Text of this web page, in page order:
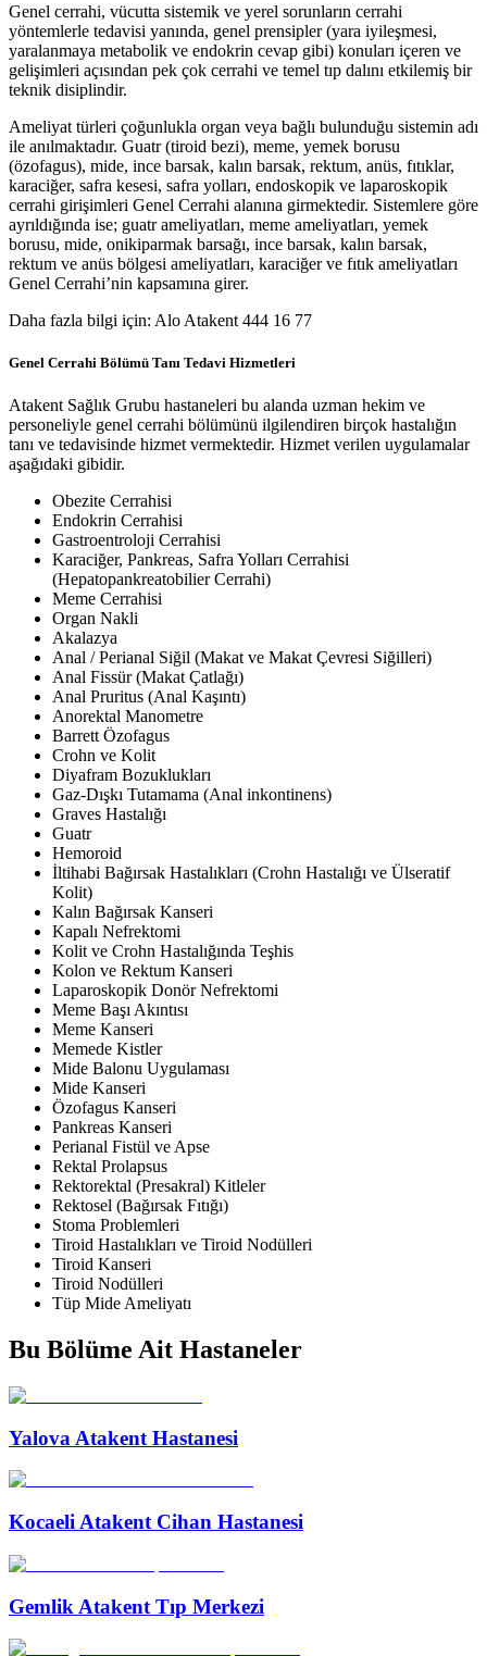
Genel cerrahi, vücutta sistemik ve yerel sorunların cerrahi
yöntemlerle tedavisi yanında, genel prensipler (yara iyileşmesi,
yaralanmaya metabolik ve endokrin cevap gibi) konuları içeren ve
gelişimleri açısından pek çok cerrahi ve temel tıp dalını etkilemiş bir
teknik disiplindir.
Ameliyat türleri çoğunlukla organ veya bağlı bulunduğu sistemin adı
ile anılmaktadır. Guatr (tiroid bezi), meme, yemek borusu
(özofagus), mide, ince barsak, kalın barsak, rektum, anüs, fıtıklar,
karaciğer, safra kesesi, safra yolları, endoskopik ve laparoskopik
cerrahi girişimleri Genel Cerrahi alanına girmektedir. Sistemlere göre
ayrıldığında ise; guatr ameliyatları, meme ameliyatları, yemek
borusu, mide, onikiparmak barsağı, ince barsak, kalın barsak,
rektum ve anüs bölgesi ameliyatları, karaciğer ve fıtık ameliyatları
Genel Cerrahi’nin kapsamına girer.
Daha fazla bilgi için: Alo Atakent 444 16 77
Genel Cerrahi Bölümü Tanı Tedavi Hizmetleri
Atakent Sağlık Grubu hastaneleri bu alanda uzman hekim ve
personeliyle genel cerrahi bölümünü ilgilendiren birçok hastalığın
tanı ve tedavisinde hizmet vermektedir. Hizmet verilen uygulamalar
aşağıdaki gibidir.
Obezite Cerrahisi
Endokrin Cerrahisi
Gastroentroloji Cerrahisi
Karaciğer, Pankreas, Safra Yolları Cerrahisi
(Hepatopankreatobilier Cerrahi)
Meme Cerrahisi
Organ Nakli
Akalazya
Anal / Perianal Siğil (Makat ve Makat Çevresi Siğilleri)
Anal Fissür (Makat Çatlağı)
Anal Pruritus (Anal Kaşıntı)
Anorektal Manometre
Barrett Özofagus
Crohn ve Kolit
Diyafram Bozuklukları
Gaz-Dışkı Tutamama (Anal inkontinens)
Graves Hastalığı
Guatr
Hemoroid
İltihabi Bağırsak Hastalıkları (Crohn Hastalığı ve Ülseratif
Kolit)
Kalın Bağırsak Kanseri
Kapalı Nefrektomi
Kolit ve Crohn Hastalığında Teşhis
Kolon ve Rektum Kanseri
Laparoskopik Donör Nefrektomi
Meme Başı Akıntısı
Meme Kanseri
Memede Kistler
Mide Balonu Uygulaması
Mide Kanseri
Özofagus Kanseri
Pankreas Kanseri
Perianal Fistül ve Apse
Rektal Prolapsus
Rektorektal (Presakral) Kitleler
Rektosel (Bağırsak Fıtığı)
Stoma Problemleri
Tiroid Hastalıkları ve Tiroid Nodülleri
Tiroid Kanseri
Tiroid Nodülleri
Tüp Mide Ameliyatı
Bu Bölüme Ait Hastaneler
Yalova Atakent Hastanesi
Kocaeli Atakent Cihan Hastanesi
Gemlik Atakent Tıp Merkezi